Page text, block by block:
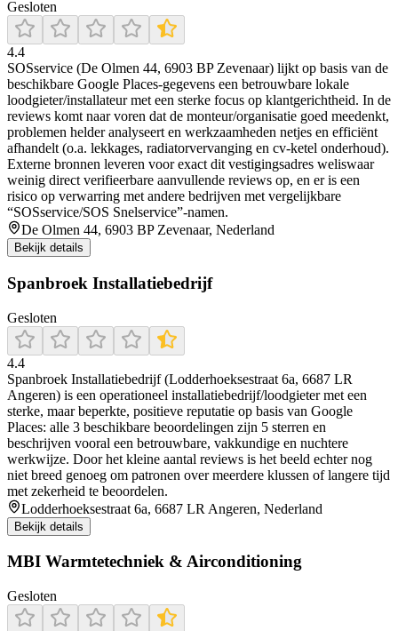
Gesloten
4.4
SOSservice (De Olmen 44, 6903 BP Zevenaar) lijkt op basis van de
beschikbare Google Places-gegevens een betrouwbare lokale
loodgieter/installateur met een sterke focus op klantgerichtheid. In de
reviews komt naar voren dat de monteur/organisatie goed meedenkt,
problemen helder analyseert en werkzaamheden netjes en efficiënt
afhandelt (o.a. lekkages, radiatorvervanging en cv-ketel onderhoud).
Externe bronnen leveren voor exact dit vestigingsadres weliswaar
weinig direct verifieerbare aanvullende reviews op, en er is een
risico op verwarring met andere bedrijven met vergelijkbare
“SOSservice/SOS Snelservice”-namen.
De Olmen 44, 6903 BP Zevenaar, Nederland
Bekijk details
Spanbroek Installatiebedrijf
Gesloten
4.4
Spanbroek Installatiebedrijf (Lodderhoeksestraat 6a, 6687 LR
Angeren) is een operationeel installatiebedrijf/loodgieter met een
sterke, maar beperkte, positieve reputatie op basis van Google
Places: alle 3 beschikbare beoordelingen zijn 5 sterren en
beschrijven vooral een betrouwbare, vakkundige en nuchtere
werkwijze. Door het kleine aantal reviews is het beeld echter nog
niet breed genoeg om patronen over meerdere klussen of langere tijd
met zekerheid te beoordelen.
Lodderhoeksestraat 6a, 6687 LR Angeren, Nederland
Bekijk details
MBI Warmtetechniek & Airconditioning
Gesloten